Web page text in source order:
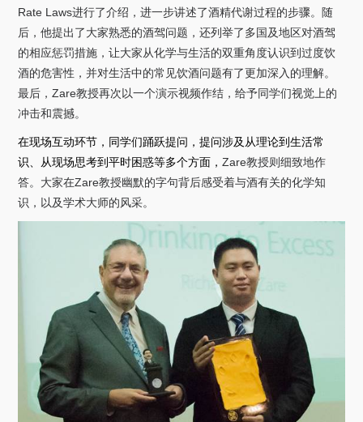
Rate Laws进行了介绍，进一步讲述了酒精代谢过程的步骤。随
后，他提出了大家熟悉的酒驾问题，还列举了多国及地区对酒驾
的相应惩罚措施，让大家从化学与生活的双重角度认识到过度饮
酒的危害性，并对生活中的常见饮酒问题有了更加深入的理解。
最后，Zare教授再次以一个演示视频作结，给予同学们视觉上的
冲击和震撼。
在现场互动环节，同学们踊跃提问，提问涉及从理论到生活常
识、从现场思考到平时困惑等多个方面，Zare教授则细致地作
答。大家在Zare教授幽默的字句背后感受着与酒有关的化学知
识，以及学术大师的风采。